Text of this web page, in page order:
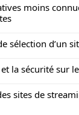
moins
sélection d’un
la sécurité sur
sites de